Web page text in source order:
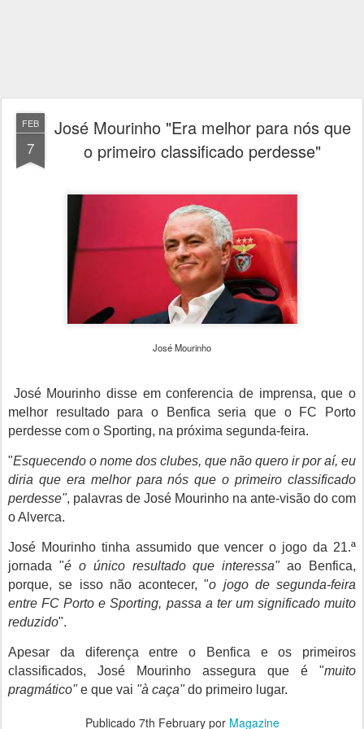
FEB
7
José Mourinho "Era melhor para nós que
o primeiro classificado perdesse"
José Mourinho
José Mourinho disse em conferencia de imprensa, que o
melhor resultado para o Benfica seria que o FC Porto
perdesse com o Sporting, na próxima segunda-feira.
"Esquecendo o nome dos clubes, que não quero ir por aí, eu
diria que era melhor para nós que o primeiro classificado
perdesse", palavras de José Mourinho na ante-visão do com
o Alverca.
José Mourinho tinha assumido que vencer o jogo da 21.ª
jornada "é o único resultado que interessa"ao Benfica,
porque, se isso não acontecer, "o jogo de segunda-feira
entre FC Porto e Sporting, passa a ter um significado muito
reduzido".
Apesar da diferença entre o Benfica e os primeiros
classificados, José Mourinho assegura que é "muito
pragmático"e que vai "à caça"do primeiro lugar.
Publicado 7th Februarypor Magazine